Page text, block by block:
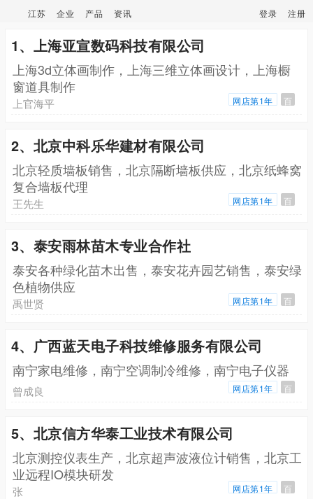
江苏 企业 产品 资讯 登录 注册
1、上海亚宣数码科技有限公司
上海3d立体画制作，上海三维立体画设计，上海橱
窗道具制作
上官海平 网店第1年 百
2、北京中科乐华建材有限公司
北京轻质墙板销售，北京隔断墙板供应，北京纸蜂窝
复合墙板代理
王先生 网店第1年 百
3、泰安雨林苗木专业合作社
泰安各种绿化苗木出售，泰安花卉园艺销售，泰安绿
色植物供应
禹世贤 网店第1年 百
4、广西蓝天电子科技维修服务有限公司
南宁家电维修，南宁空调制冷维修，南宁电子仪器
曾成良 网店第1年 百
5、北京信方华泰工业技术有限公司
北京测控仪表生产，北京超声波液位计销售，北京工
业远程IO模块研发
张 网店第1年 百